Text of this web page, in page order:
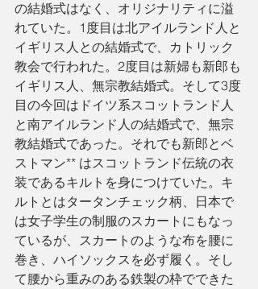
の結婚式はなく、オリジナリティに溢
れていた。1度目は北アイルランド人と
イギリス人との結婚式で、カトリック
教会で行われた。2度目は新婦も新郎も
イギリス人、無宗教結婚式。そして3度
目の今回はドイツ系スコットランド人
と南アイルランド人の結婚式で、無宗
教結婚式であった。それでも新郎とベ
ストマン** はスコットランド伝統の衣
装であるキルトを身につけていた。キ
ルトとはタータンチェック柄、日本で
は女子学生の制服のスカートにもなっ
ているが、スカートのような布を腰に
巻き、ハイソックスを必ず履く。そし
て腰から重みのある鉄製の枠でできた